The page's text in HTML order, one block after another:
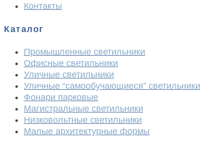
Контакты
Каталог
Промышленные светильники
Офисные светильники
Уличные светильники
Уличные “самообучающиеся” светильники
Фонари парковые
Магистральные светильники
Низковольтные светильники
Малые архитектурные формы